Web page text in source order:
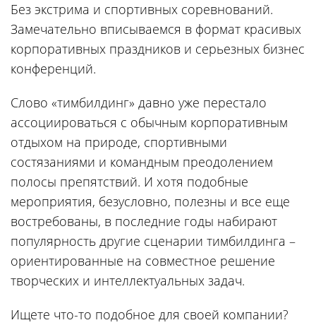
Без экстрима и спортивных соревнований.
Замечательно вписываемся в формат красивых
корпоративных праздников и серьезных бизнес
конференций.
Слово «тимбилдинг» давно уже перестало
ассоциироваться с обычным корпоративным
отдыхом на природе, спортивными
состязаниями и командным преодолением
полосы препятствий. И хотя подобные
мероприятия, безусловно, полезны и все еще
востребованы, в последние годы набирают
популярность другие сценарии тимбилдинга –
ориентированные на совместное решение
творческих и интеллектуальных задач.
Ищете что-то подобное для своей компании?